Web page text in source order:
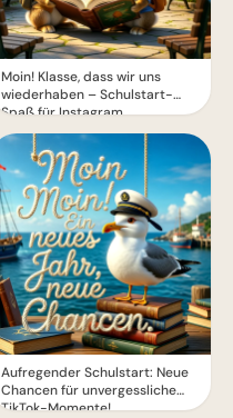
Moin! Klasse, dass wir uns
wiederhaben – Schulstart-
Spaß für Instagram
Aufregender Schulstart: Neue
Chancen für unvergessliche
TikTok-Momente!